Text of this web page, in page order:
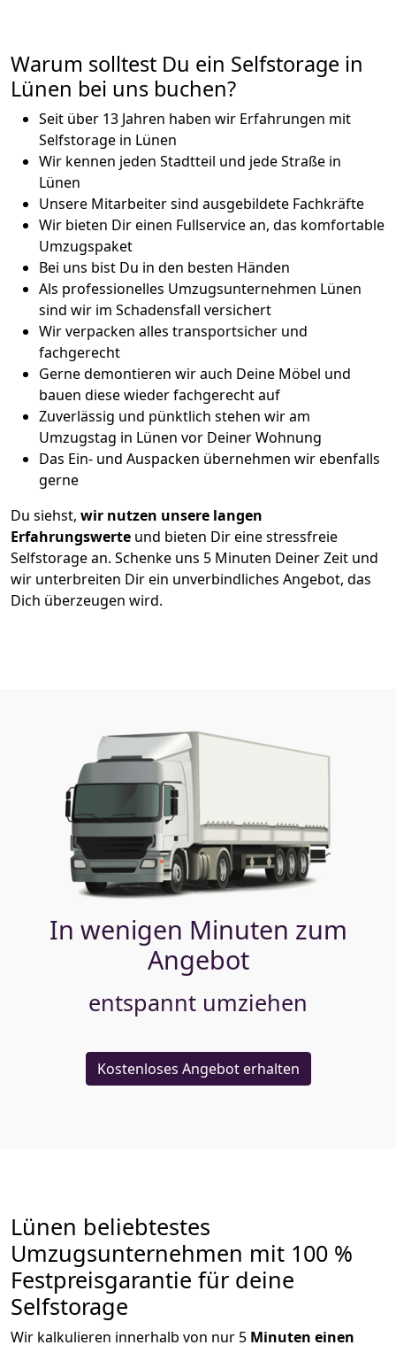
Warum solltest Du ein Selfstorage in
Lünen bei uns buchen?
Seit über 13 Jahren haben wir Erfahrungen mit
Selfstorage in Lünen
Wir kennen jeden Stadtteil und jede Straße in
Lünen
Unsere Mitarbeiter sind ausgebildete Fachkräfte
Wir bieten Dir einen Fullservice an, das komfortable
Umzugspaket
Bei uns bist Du in den besten Händen
Als professionelles Umzugsunternehmen Lünen
sind wir im Schadensfall versichert
Wir verpacken alles transportsicher und
fachgerecht
Gerne demontieren wir auch Deine Möbel und
bauen diese wieder fachgerecht auf
Zuverlässig und pünktlich stehen wir am
Umzugstag in Lünen vor Deiner Wohnung
Das Ein- und Auspacken übernehmen wir ebenfalls
gerne
Du siehst, wir nutzen unsere langen
Erfahrungswerte und bieten Dir eine stressfreie
Selfstorage an. Schenke uns 5 Minuten Deiner Zeit und
wir unterbreiten Dir ein unverbindliches Angebot, das
Dich überzeugen wird.
In wenigen Minuten zum
Angebot
entspannt umziehen
Kostenloses Angebot erhalten
Lünen beliebtestes
Umzugsunternehmen mit 100 %
Festpreisgarantie für deine
Selfstorage
Wir kalkulieren innerhalb von nur 5 Minuten einen